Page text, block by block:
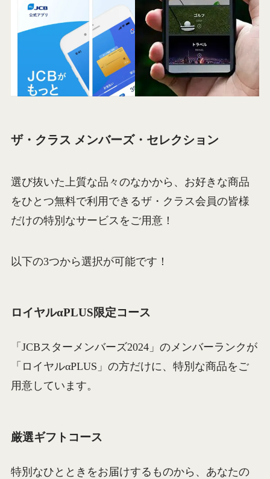
ザ・クラス メンバーズ・セレクション
選び抜いた上質な品々のなかから、お好きな商品
をひとつ無料で利用できるザ・クラス会員の皆様
だけの特別なサービスをご用意！
以下の3つから選択が可能です！
ロイヤルαPLUS限定コース
「JCBスターメンバーズ2024」のメンバーランクが
「ロイヤルαPLUS」の方だけに、特別な商品をご
用意しています。
厳選ギフトコース
特別なひとときをお届けするものから、あなたの